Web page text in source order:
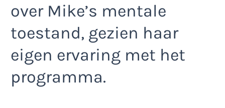
over Mike’s mentale
toestand, gezien haar
eigen ervaring met het
programma.